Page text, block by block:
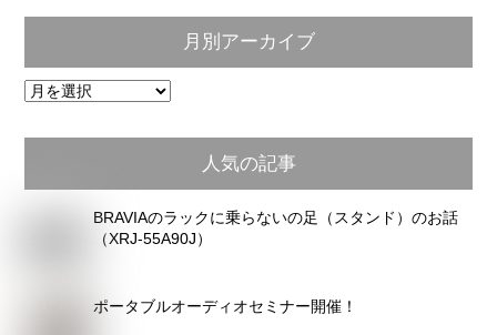
月別アーカイブ
月
ア
カ
人気の記事
BRAVIAのラックに乗らないの足（スタンド）のお話
（XRJ-55A90J）
ポータブルオーディオセミナー開催！